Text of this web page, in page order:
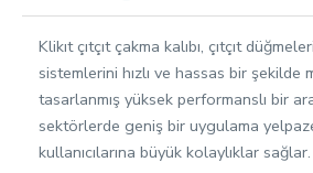
Klikıt çıtçıt çakma kalıbı, çıtçıt
sistemlerini hızlı ve hassas bir şekilde
tasarlanmış yüksek performanslı bir
sektörlerde geniş bir uygulama
kullanıcılarına büyük kolaylıklar sağlar.